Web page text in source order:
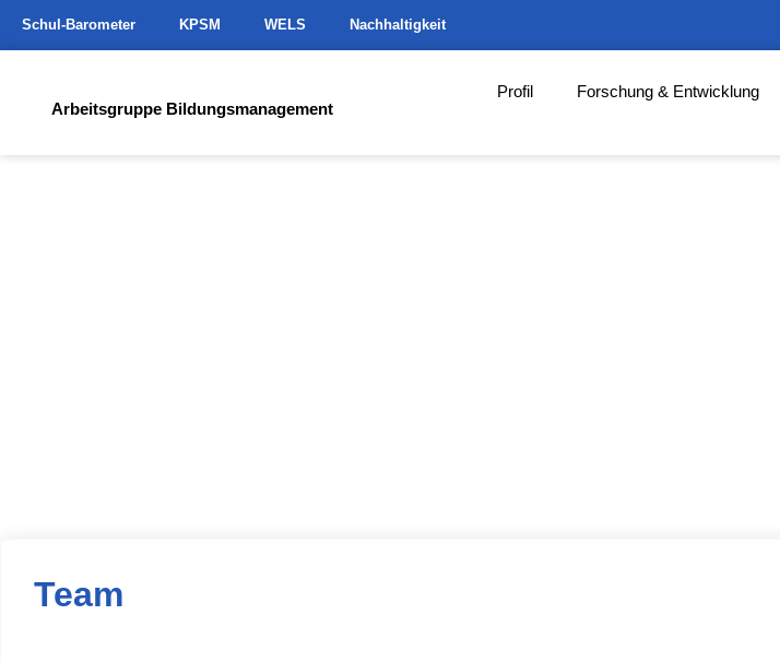
Schul-Barometer KPSM WELS Nachhaltigkeit
Arbeitsgruppe Bildungsmanagement
Profil Forschung & Entwicklung
Team